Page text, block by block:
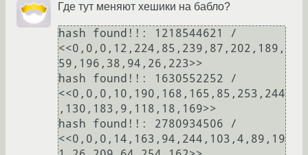
Где тут меняют хешики на бабло?
hash found!!: 1218544621 /
<<0,0,0,12,224,85,239,87,202,189,
59,196,38,94,26,223>>
hash found!!: 1630552252 /
<<0,0,0,10,190,168,165,85,253,244
,130,183,9,118,18,169>>
hash found!!: 2780934506 /
<<0,0,0,14,163,94,244,103,4,89,19